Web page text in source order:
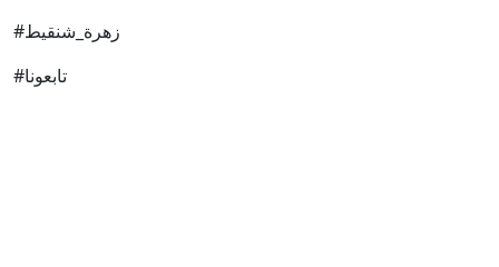
#زهرة_شنقيط
#تابعونا